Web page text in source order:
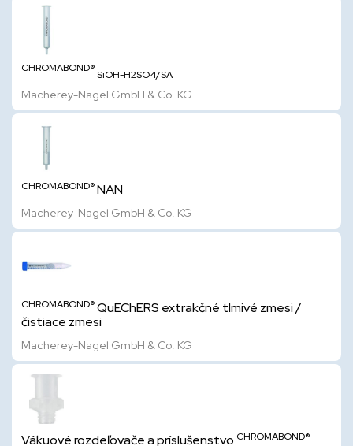
CHROMABOND®
SiOH-H2SO4/SA
Macherey-Nagel GmbH & Co. KG
CHROMABOND®NAN
Macherey-Nagel GmbH & Co. KG
CHROMABOND®QuEChERS extrakčné tlmivé zmesi /
čistiace zmesi
Macherey-Nagel GmbH & Co. KG
Vákuové rozdeľovače a príslušenstvo CHROMABOND®